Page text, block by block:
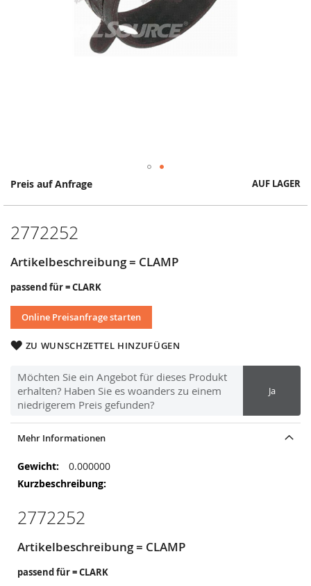
Preis auf Anfrage AUF LAGER
2772252
Artikelbeschreibung = CLAMP
passend für = CLARK
Online Preisanfrage starten
ZU WUNSCHZETTEL HINZUFÜGEN
Möchten Sie ein Angebot für dieses Produkt
erhalten? Haben Sie es woanders zu einem
niedrigerem Preis gefunden?
Ja
Springe
Anfang
Bildergalerie
Mehr Informationen
Mehr
Informationen
0.000000
2772252
Artikelbeschreibung = CLAMP
passend für = CLARK